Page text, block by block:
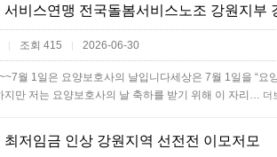
서비스연맹 전국돌봄서비스노조 강원지부
| 조회 415 | 2026-06-30
월 1일은 요양보호사의 날입니다세상은 7월 1일을 “요
지만 저는 요양보호사의 날 축하를 받기 위해 이 자리… 더
최저임금 인상 강원지역 선전전 이모저모